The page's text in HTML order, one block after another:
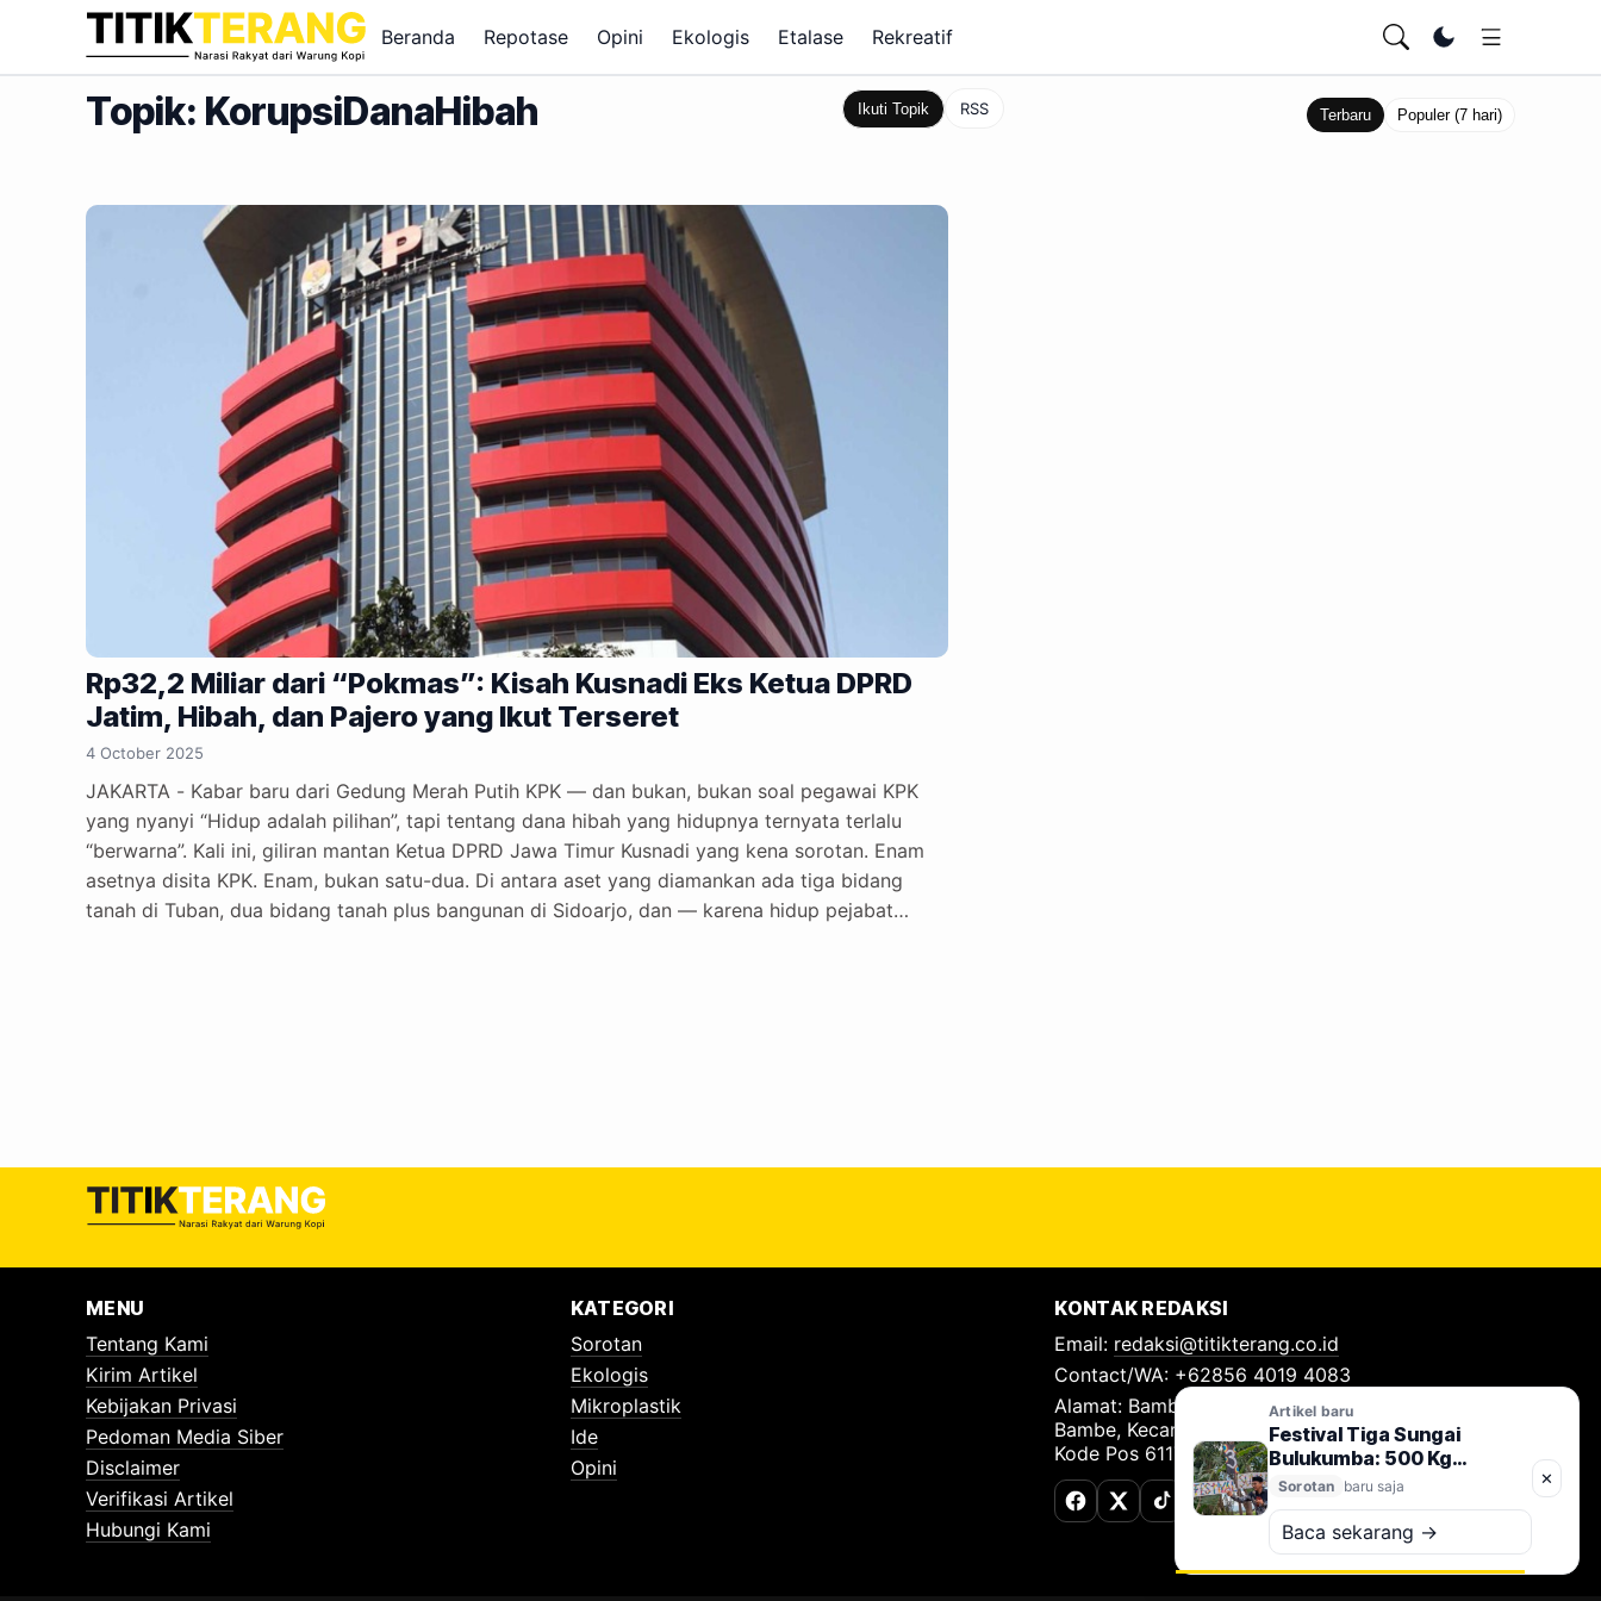
Lewati ke konten
Beranda
Repotase Opini Ekologis Etalase Rekreatif Ubah tema
Topik: KorupsiDanaHibah Ikuti Topik RSS Terbaru Populer (7 hari)
Rp32,2 Miliar dari “Pokmas”: Kisah Kusnadi Eks Ketua DPRD
Jatim, Hibah, dan Pajero yang Ikut Terseret
4 October 2025
JAKARTA - Kabar baru dari Gedung Merah Putih KPK — dan bukan, bukan soal pegawai KPK
yang nyanyi “Hidup adalah pilihan”, tapi tentang dana hibah yang hidupnya ternyata terlalu
“berwarna”. Kali ini, giliran mantan Ketua DPRD Jawa Timur Kusnadi yang kena sorotan. Enam
asetnya disita KPK. Enam, bukan satu-dua. Di antara aset yang diamankan ada tiga bidang
tanah di Tuban, dua bidang tanah plus bangunan di Sidoarjo, dan — karena hidup pejabat
MENU
Tentang Kami
Kirim Artikel
Kebijakan Privasi
Pedoman Media Siber
Disclaimer
Verifikasi Artikel
Hubungi Kami
KATEGORI
Sorotan
Ekologis
Mikroplastik
Ide
Opini
KONTAK REDAKSI
Email: redaksi@titikterang.co.id
Contact/WA: +62856 4019 4083
Alamat: Bambe Nomor 115, RT 009 RW 009, Desa
Bambe, Kecamatan Driyorejo, Kabupaten Gresik,
Kode Pos 61177
FacebookX (Twitter)
TikTok
Artikel baru
Festival Tiga Sungai
Bulukumba: 500 Kg
Sampah Diangkut, Gerakan
Jaga Sungai Nusantara
Resmi Dimulai
Sorotan baru saja
Baca sekarang →
✕